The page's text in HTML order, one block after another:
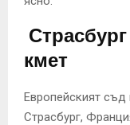
кмет
Европейският
Страсбург,